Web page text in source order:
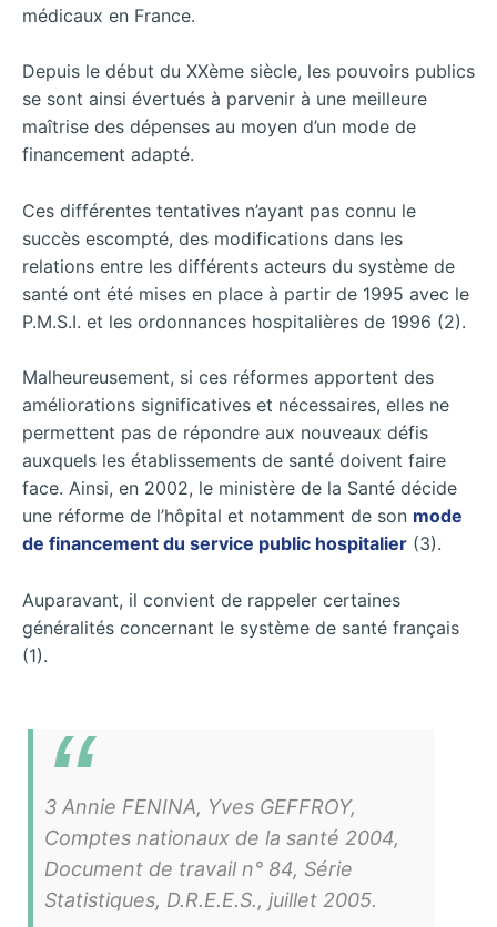
médicaux en France.
Depuis le début du XXème siècle, les pouvoirs publics
se sont ainsi évertués à parvenir à une meilleure
maîtrise des dépenses au moyen d’un mode de
financement adapté.
Ces différentes tentatives n’ayant pas connu le
succès escompté, des modifications dans les
relations entre les différents acteurs du système de
santé ont été mises en place à partir de 1995 avec le
P.M.S.I. et les ordonnances hospitalières de 1996 (2).
Malheureusement, si ces réformes apportent des
améliorations significatives et nécessaires, elles ne
permettent pas de répondre aux nouveaux défis
auxquels les établissements de santé doivent faire
face. Ainsi, en 2002, le ministère de la Santé décide
une réforme de l’hôpital et notamment de son mode
de financement du service public hospitalier (3).
Auparavant, il convient de rappeler certaines
généralités concernant le système de santé français
(1).
3 Annie FENINA, Yves GEFFROY,
Comptes nationaux de la santé 2004,
Document de travail n° 84, Série
Statistiques, D.R.E.E.S., juillet 2005.